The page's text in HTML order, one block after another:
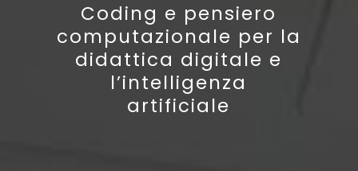
Coding e pensiero
computazionale per la
didattica digitale e
l’intelligenza
artificiale